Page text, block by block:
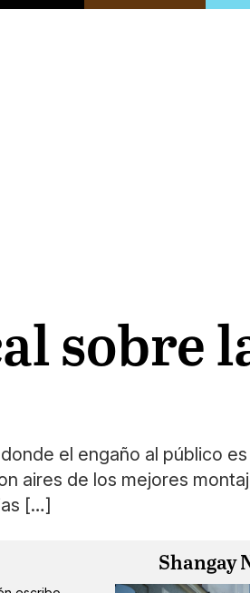
sobre
el engaño al público
aires de los mejores
[…]
Shangay